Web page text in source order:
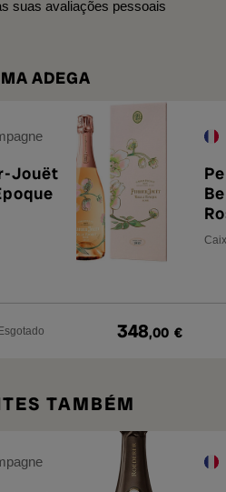
suas avaliações pessoais
ADEGA
Jouët
348,00 €
TAMBÉM